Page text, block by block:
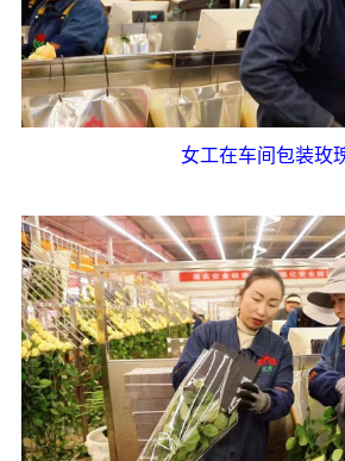
女工在车间包装玫